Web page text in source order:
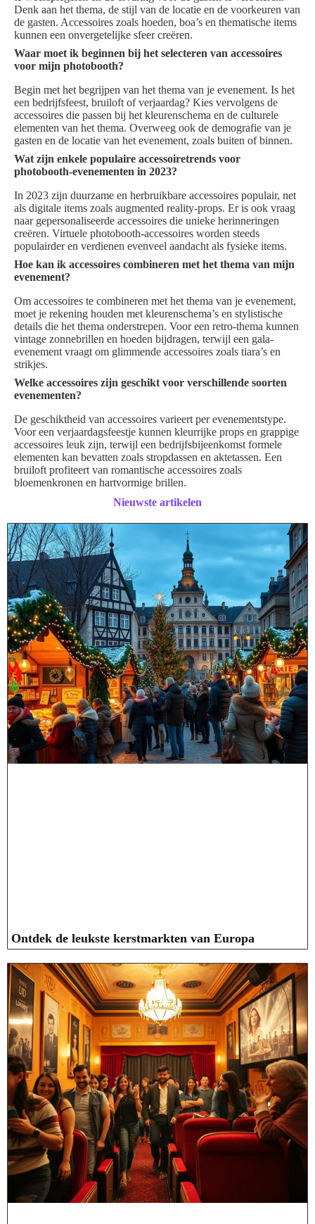
Denk aan het thema, de stijl van de locatie en de voorkeuren van
de gasten. Accessoires zoals hoeden, boa’s en thematische items
kunnen een onvergetelijke sfeer creëren.
Waar moet ik beginnen bij het selecteren van accessoires
voor mijn photobooth?
Begin met het begrijpen van het thema van je evenement. Is het
een bedrijfsfeest, bruiloft of verjaardag? Kies vervolgens de
accessoires die passen bij het kleurenschema en de culturele
elementen van het thema. Overweeg ook de demografie van je
gasten en de locatie van het evenement, zoals buiten of binnen.
Wat zijn enkele populaire accessoiretrends voor
photobooth-evenementen in 2023?
In 2023 zijn duurzame en herbruikbare accessoires populair, net
als digitale items zoals augmented reality-props. Er is ook vraag
naar gepersonaliseerde accessoires die unieke herinneringen
creëren. Virtuele photobooth-accessoires worden steeds
populairder en verdienen evenveel aandacht als fysieke items.
Hoe kan ik accessoires combineren met het thema van mijn
evenement?
Om accessoires te combineren met het thema van je evenement,
moet je rekening houden met kleurenschema’s en stylistische
details die het thema onderstrepen. Voor een retro-thema kunnen
vintage zonnebrillen en hoeden bijdragen, terwijl een gala-
evenement vraagt om glimmende accessoires zoals tiara’s en
strikjes.
Welke accessoires zijn geschikt voor verschillende soorten
evenementen?
De geschiktheid van accessoires varieert per evenementstype.
Voor een verjaardagsfeestje kunnen kleurrijke props en grappige
accessoires leuk zijn, terwijl een bedrijfsbijeenkomst formele
elementen kan bevatten zoals stropdassen en aktetassen. Een
bruiloft profiteert van romantische accessoires zoals
bloemenkronen en hartvormige brillen.
Nieuwste artikelen
Ontdek de leukste kerstmarkten van Europa